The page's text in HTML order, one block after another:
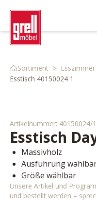
Sortiment > Esszimmer
Esstisch 40150024 1
Artikelnummer: 40150024/1
Esstisch
Massivholz
Ausführung wählbar
Größe wählbar
Unsere Artikel und
und bestellt werden –